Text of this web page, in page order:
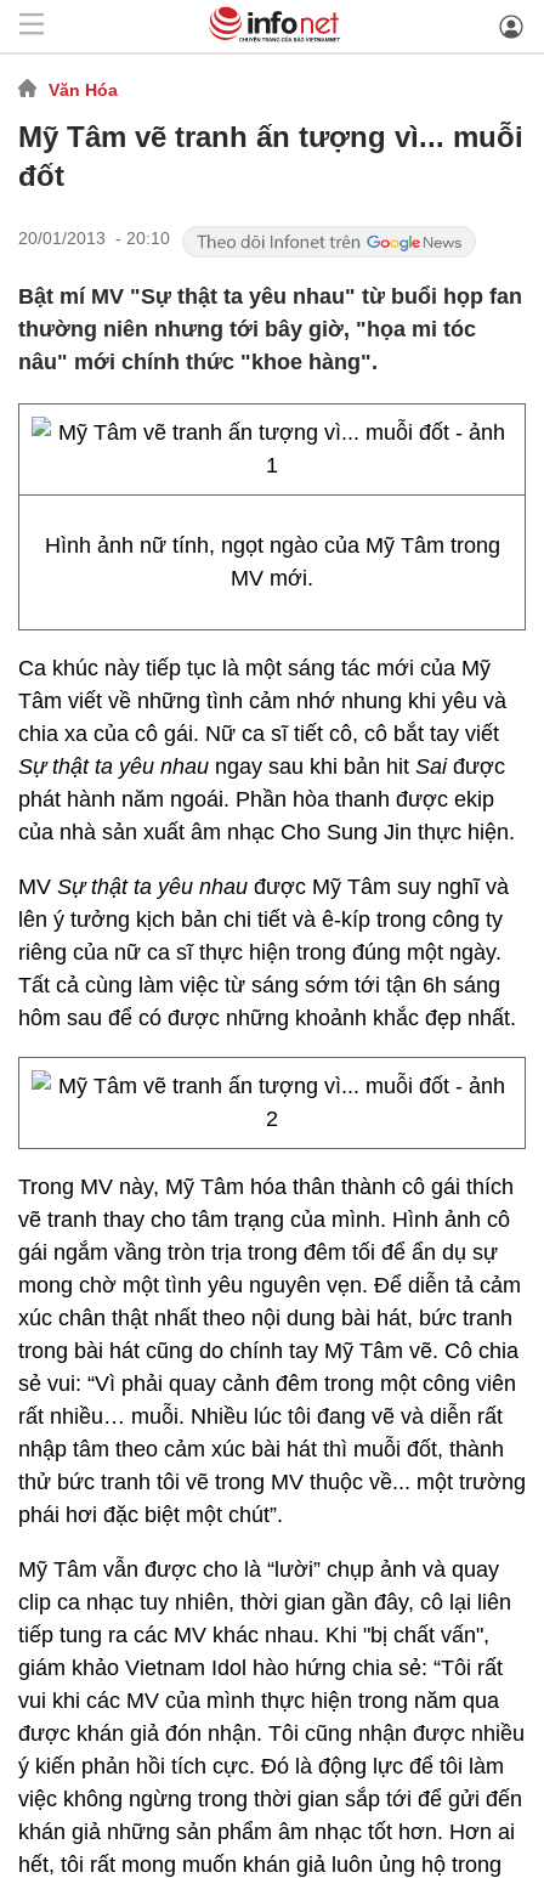
Văn Hóa
Mỹ Tâm vẽ tranh ấn tượng vì... muỗi
đốt
20/01/2013 - 20:10
Bật mí MV "Sự thật ta yêu nhau" từ buổi họp fan
thường niên nhưng tới bây giờ, "họa mi tóc
nâu" mới chính thức "khoe hàng".
Hình ảnh nữ tính, ngọt ngào của Mỹ Tâm trong
MV mới.
Ca khúc này tiếp tục là một sáng tác mới của Mỹ
Tâm viết về những tình cảm nhớ nhung khi yêu và
chia xa của cô gái. Nữ ca sĩ tiết cô, cô bắt tay viết
Sự thật ta yêu nhau ngay sau khi bản hit Sai được
phát hành năm ngoái. Phần hòa thanh được ekip
của nhà sản xuất âm nhạc Cho Sung Jin thực hiện.
MV Sự thật ta yêu nhau được Mỹ Tâm suy nghĩ và
lên ý tưởng kịch bản chi tiết và ê-kíp trong công ty
riêng của nữ ca sĩ thực hiện trong đúng một ngày.
Tất cả cùng làm việc từ sáng sớm tới tận 6h sáng
hôm sau để có được những khoảnh khắc đẹp nhất.
Trong MV này, Mỹ Tâm hóa thân thành cô gái thích
vẽ tranh thay cho tâm trạng của mình. Hình ảnh cô
gái ngắm vầng tròn trịa trong đêm tối để ẩn dụ sự
mong chờ một tình yêu nguyên vẹn. Để diễn tả cảm
xúc chân thật nhất theo nội dung bài hát, bức tranh
trong bài hát cũng do chính tay Mỹ Tâm vẽ. Cô chia
sẻ vui: “Vì phải quay cảnh đêm trong một công viên
rất nhiều… muỗi. Nhiều lúc tôi đang vẽ và diễn rất
nhập tâm theo cảm xúc bài hát thì muỗi đốt, thành
thử bức tranh tôi vẽ trong MV thuộc về... một trường
phái hơi đặc biệt một chút”.
Mỹ Tâm vẫn được cho là “lười” chụp ảnh và quay
clip ca nhạc tuy nhiên, thời gian gần đây, cô lại liên
tiếp tung ra các MV khác nhau. Khi "bị chất vấn",
giám khảo Vietnam Idol hào hứng chia sẻ: “Tôi rất
vui khi các MV của mình thực hiện trong năm qua
được khán giả đón nhận. Tôi cũng nhận được nhiều
ý kiến phản hồi tích cực. Đó là động lực để tôi làm
việc không ngừng trong thời gian sắp tới để gửi đến
khán giả những sản phẩm âm nhạc tốt hơn. Hơn ai
hết, tôi rất mong muốn khán giả luôn ủng hộ trong